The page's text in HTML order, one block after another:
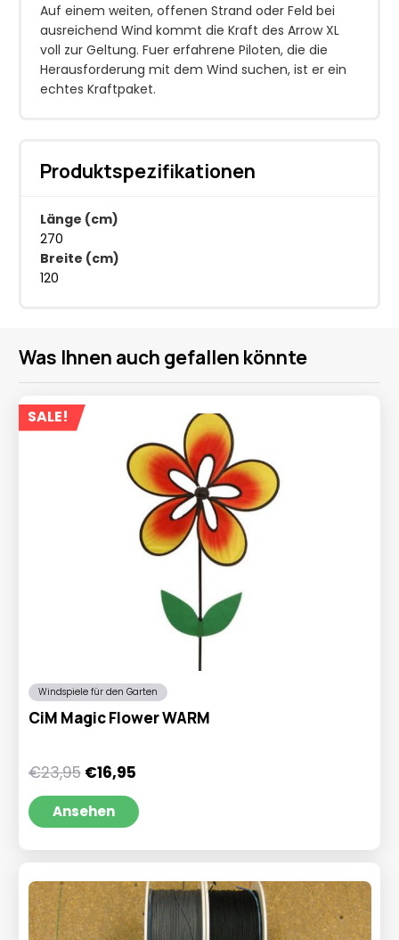
Auf einem weiten, offenen Strand oder Feld bei
ausreichend Wind kommt die Kraft des Arrow XL
voll zur Geltung. Fuer erfahrene Piloten, die die
Herausforderung mit dem Wind suchen, ist er ein
echtes Kraftpaket.
Produktspezifikationen
Länge (cm)
270
Breite (cm)
120
Was Ihnen auch gefallen könnte
SALE!
Windspiele für den Garten
CiM Magic Flower WARM
€23,95 Ursprünglicher
Preis
war:
€23,95
€16,95Aktueller
ist:
Ansehen